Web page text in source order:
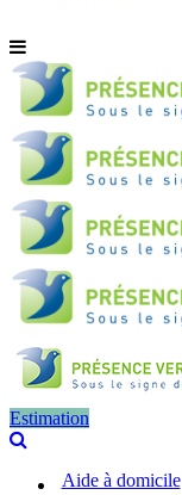
Estimation
Aide à domicile